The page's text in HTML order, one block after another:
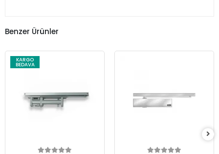
Benzer Ürünler
KARGO
BEDAVA